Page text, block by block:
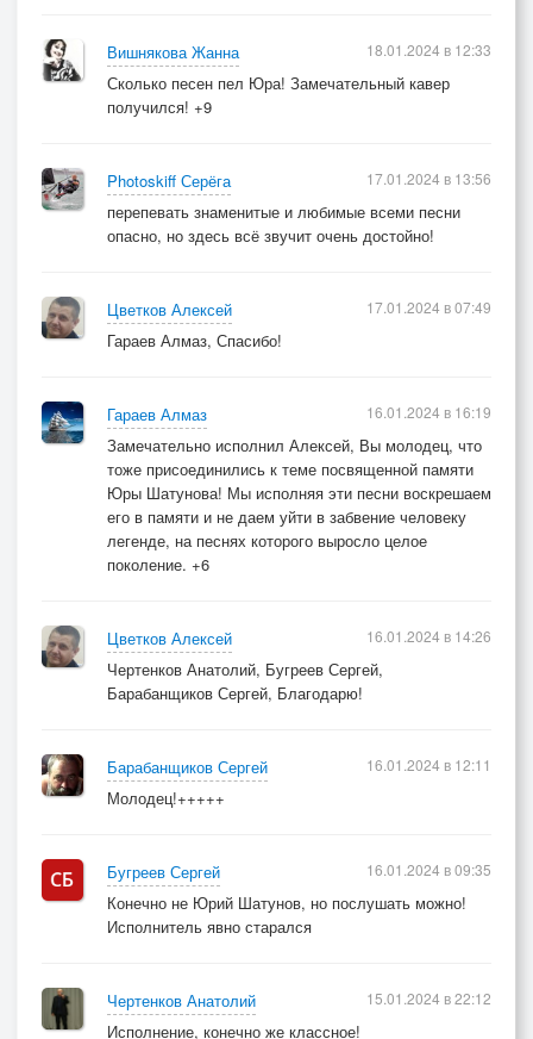
Вишнякова Жанна
Сколько песен пел Юра! Замечательный кавер
получился! +9
18.01.2024 в 12:33
Photoskiff Серёга
перепевать знаменитые и любимые всеми песни
опасно, но здесь всё звучит очень достойно!
17.01.2024 в 13:56
Цветков Алексей
Гараев Алмаз, Спасибо!
17.01.2024 в 07:49
Гараев Алмаз
Замечательно исполнил Алексей, Вы молодец, что
тоже присоединились к теме посвященной памяти
Юры Шатунова! Мы исполняя эти песни воскрешаем
его в памяти и не даем уйти в забвение человеку
легенде, на песнях которого выросло целое
поколение. +6
16.01.2024 в 16:19
Цветков Алексей
Чертенков Анатолий, Бугреев Сергей,
Барабанщиков Сергей, Благодарю!
16.01.2024 в 14:26
Барабанщиков Сергей
Молодец!+++++
16.01.2024 в 12:11
Бугреев Сергей
Конечно не Юрий Шатунов, но послушать можно!
Исполнитель явно старался
16.01.2024 в 09:35
Чертенков Анатолий
Исполнение, конечно же классное!
15.01.2024 в 22:12